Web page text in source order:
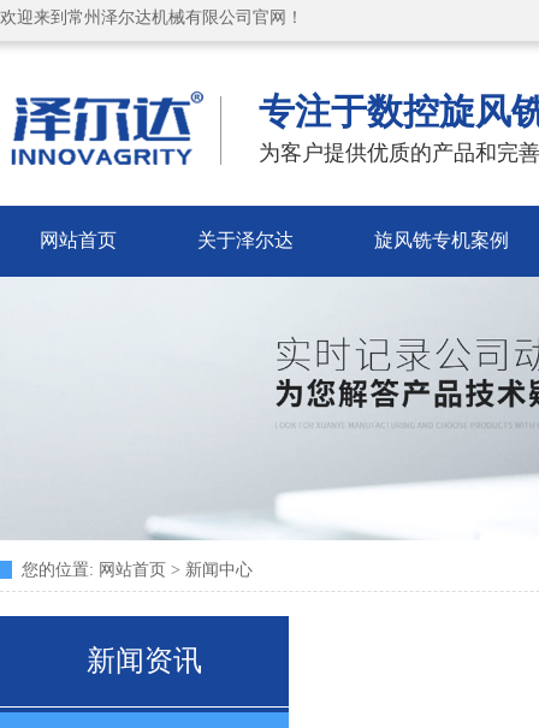
欢迎来到常州泽尔达机械有限公司官网！
专注于数控旋风
为客户提供优质的产品和完
网站首页 关于泽尔达 旋风铣专机案例
您的位置: 网站首页 > 新闻中心
新闻资讯